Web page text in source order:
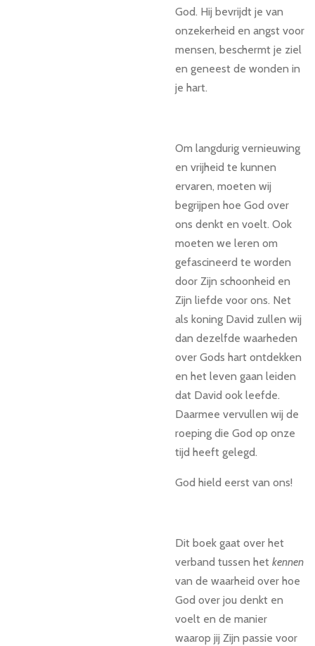
God. Hij bevrijdt je van
onzekerheid en angst voor
mensen, beschermt je ziel
en geneest de wonden in
je hart.
Om langdurig vernieuwing
en vrijheid te kunnen
ervaren, moeten wij
begrijpen hoe God over
ons denkt en voelt. Ook
moeten we leren om
gefascineerd te worden
door Zijn schoonheid en
Zijn liefde voor ons. Net
als koning David zullen wij
dan dezelfde waarheden
over Gods hart ontdekken
en het leven gaan leiden
dat David ook leefde.
Daarmee vervullen wij de
roeping die God op onze
tijd heeft gelegd.
God hield eerst van ons!
Dit boek gaat over het
verband tussen het kennen
van de waarheid over hoe
God over jou denkt en
voelt en de manier
waarop jij Zijn passie voor